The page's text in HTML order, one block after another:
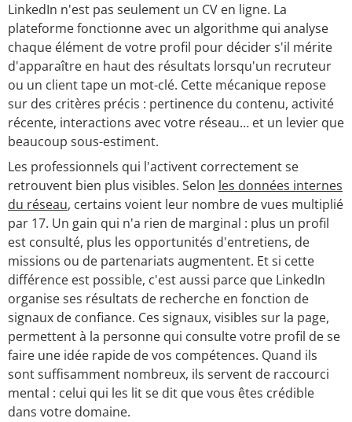
LinkedIn n'est pas seulement un CV en ligne. La
plateforme fonctionne avec un algorithme qui analyse
chaque élément de votre profil pour décider s'il mérite
d'apparaître en haut des résultats lorsqu'un recruteur
ou un client tape un mot-clé. Cette mécanique repose
sur des critères précis : pertinence du contenu, activité
récente, interactions avec votre réseau… et un levier que
beaucoup sous-estiment.
Les professionnels qui l'activent correctement se
retrouvent bien plus visibles. Selon les données internes
du réseau, certains voient leur nombre de vues multiplié
par 17. Un gain qui n'a rien de marginal : plus un profil
est consulté, plus les opportunités d'entretiens, de
missions ou de partenariats augmentent. Et si cette
différence est possible, c'est aussi parce que LinkedIn
organise ses résultats de recherche en fonction de
signaux de confiance. Ces signaux, visibles sur la page,
permettent à la personne qui consulte votre profil de se
faire une idée rapide de vos compétences. Quand ils
sont suffisamment nombreux, ils servent de raccourci
mental : celui qui les lit se dit que vous êtes crédible
dans votre domaine.